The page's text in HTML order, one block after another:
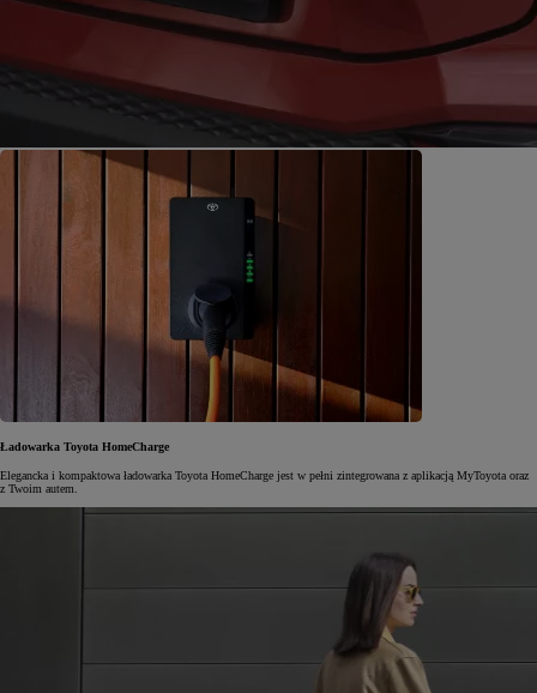
Ładowarka Toyota HomeCharge
Elegancka i kompaktowa ładowarka Toyota HomeCharge jest w pełni zintegrowana z aplikacją MyToyota oraz
z Twoim autem.